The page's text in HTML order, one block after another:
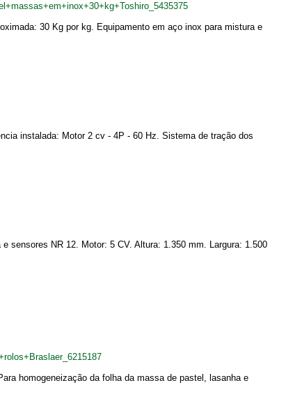
30 Kg por kg. Equipamento em aço inox para mistura e
instalada: Motor 2 cv - 4P - 60 Hz. Sistema de tração dos
sensores NR 12. Motor: 5 CV. Altura: 1.350 mm. Largura: 1.500
homogeneização da folha da massa de pastel, lasanha e